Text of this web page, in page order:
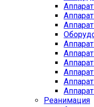
Реанимация